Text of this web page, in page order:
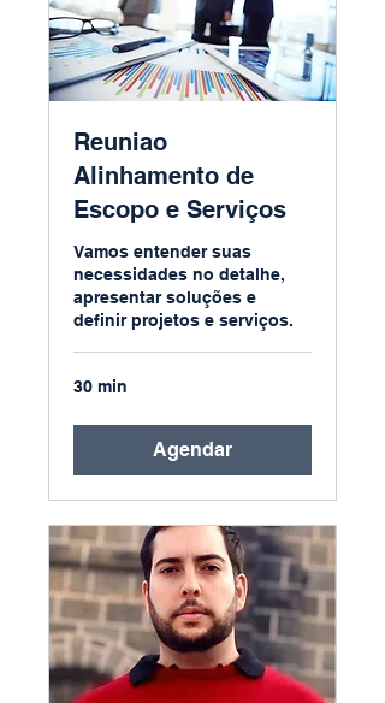
Reuniao
Alinhamento de
Escopo e Serviços
Vamos entender suas
necessidades no detalhe,
apresentar soluções e
definir projetos e serviços.
30 min
Agendar